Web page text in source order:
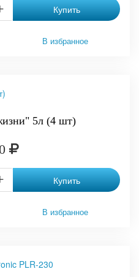
Купить
В избранное
5л (4 шт)
Купить
В избранное